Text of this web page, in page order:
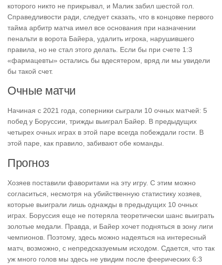
которого никто не прикрывал, и Малик забил шестой гол.
Справедливости ради, следует сказать, что в концовке первого
тайма арбитр матча имел все основания при назначении
пенальти в ворота Байера, удалить игрока, нарушившего
правила, но не стал этого делать. Если бы при счете 1:3
«фармацевты» остались бы вдесятером, вряд ли мы увидели
бы такой счет.
Очные матчи
Начиная с 2021 года, соперники сыграли 10 очных матчей: 5
побед у Боруссии, трижды выиграл Байер. В предыдущих
четырех очных играх в этой паре всегда побеждали гости. В
этой паре, как правило, забивают обе команды.
Прогноз
Хозяев поставили фаворитами на эту игру. С этим можно
согласиться, несмотря на убийственную статистику хозяев,
которые выиграли лишь однажды в предыдущих 10 очных
играх. Боруссия еще не потеряла теоретически шанс выиграть
золотые медали. Правда, и Байер хочет подняться в зону лиги
чемпионов. Поэтому, здесь можно надеяться на интересный
матч, возможно, с непредсказуемым исходом. Сдается, что так
уж много голов мы здесь не увидим после феерических 6:3